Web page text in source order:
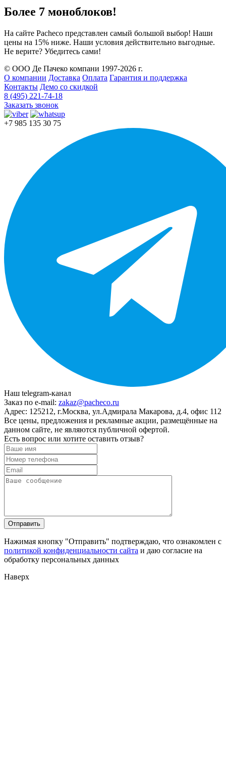
Более 7 моноблоков!
На сайте Pacheco представлен самый большой выбор! Наши
цены на 15% ниже. Наши условия действительно выгодные.
Не верите? Убедитесь сами!
© ООО Де Пачеко компани 1997-2026 г.
О компании Доставка Оплата Гарантия и поддержка
Контакты Демо со скидкой
8 (495) 221-74-18
Заказать звонок
+7 985 135 30 75
Наш telegram-канал
Заказ по e-mail: zakaz@pacheco.ru
Адрес: 125212, г.Москва, ул.Адмирала Макарова, д.4, офис 112
Все цены, предложения и рекламные акции, размещённые на
данном сайте, не являются публичной офертой.
Есть вопрос или хотите оставить отзыв?
Нажимая кнопку "Отправить" подтверждаю, что ознакомлен с
политикой конфиденциальности сайта и даю согласие на
обработку персональных данных
Наверх